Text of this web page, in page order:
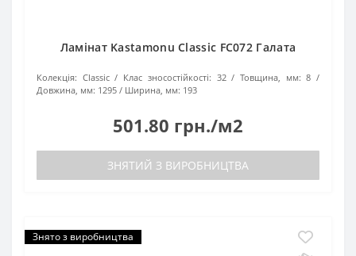
Ламінат Kastamonu Classic FC072 Галата
Колекція: Classic Клас зносостійкості: 32 Товщина, мм: 8
Довжина, мм: 1295 Ширина, мм: 193
501.80 грн./м2
ЗНЯТИЙ З ВИРОБНИЦТВА
Знято з виробництва